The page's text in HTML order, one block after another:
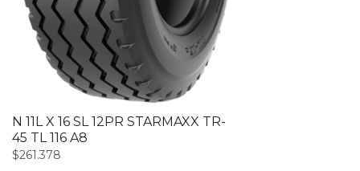
N 11L X 16 SL 12PR STARMAXX TR-
45 TL 116 A8
$261.378